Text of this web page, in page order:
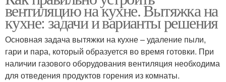
вентиляцию на кухне. Вытяжка на
кухне: задачи и варианты решения
Основная задача вытяжки на кухне – удаление пыли,
гари и пара, который образуется во время готовки. При
наличии газового оборудования вентиляция необходима
для отведения продуктов горения из комнаты.